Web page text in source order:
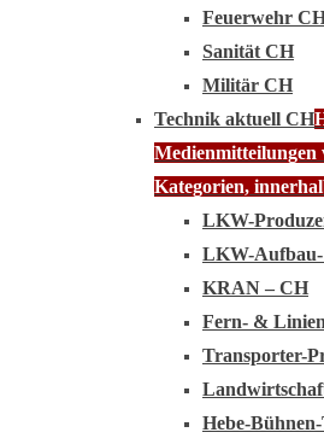
Feuerwehr
Sanität CH
Militär CH
Technik aktuell CH
Medienmitteilungen
Kategorien,
LKW-
LKW-
KRAN – CH
Fern- &
Transporter-
Hebe-